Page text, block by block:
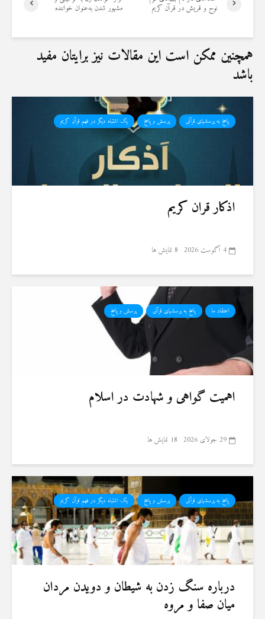
مشهور شدن به‌عنوان خواننده نوح و قریش در قرآن کریم
همچنین ممکن است این مقالات نیز برایتان مفید
باشد
پاسخ به پرسشهای قرآنی پرسش و پاسخ یک اشتباه دیگر در فهم قرآن کریم
اذکار قران کریم
4 آگوست 2026 8 نمایش ها
اعتقاد ما پاسخ به پرسشهای قرآنی پرسش و پاسخ
اهمیت گواهی و شهادت در اسلام
29 جولای 2026 18 نمایش ها
پاسخ به پرسشهای قرآنی پرسش و پاسخ یک اشتباه دیگر در فهم قرآن کریم
درباره سنگ زدن به شیطان و دویدن مردان
میان صفا و مروه